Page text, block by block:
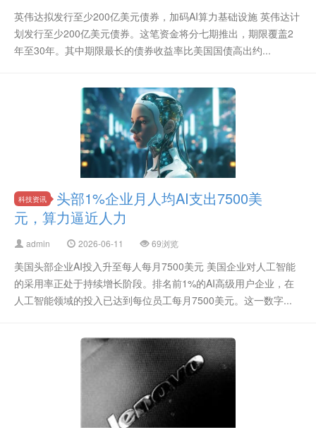
英伟达拟发行至少200亿美元债券，加码AI算力基础设施 英伟达计
划发行至少200亿美元债券。这笔资金将分七期推出，期限覆盖2
年至30年。其中期限最长的债券收益率比美国国债高出约...
科技资讯
头部1%企业月人均AI支出7500美
元，算力逼近人力
admin 2026-06-11 69浏览
美国头部企业AI投入升至每人每月7500美元 美国企业对人工智能
的采用率正处于持续增长阶段。排名前1%的AI高级用户企业，在
人工智能领域的投入已达到每位员工每月7500美元。这一数字...